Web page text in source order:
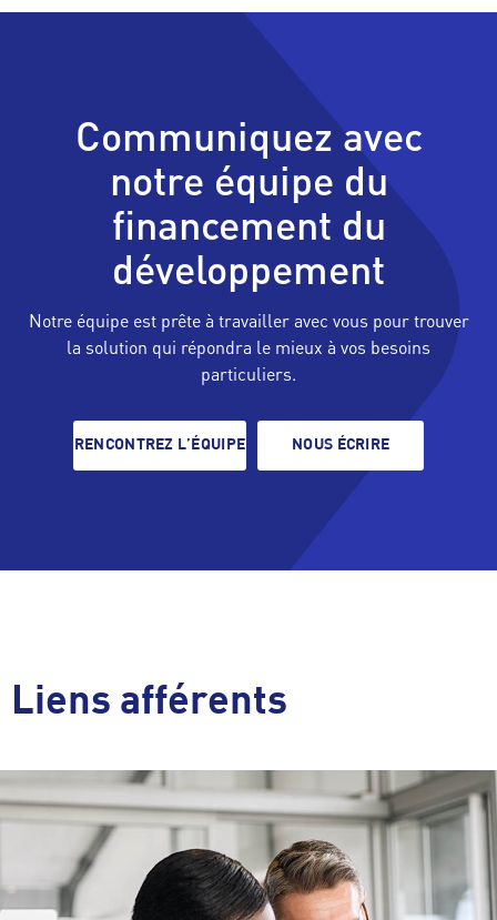
Communiquez avec
notre équipe du
financement du
développement
Notre équipe est prête à travailler avec vous pour trouver
la solution qui répondra le mieux à vos besoins
particuliers.
RENCONTREZ L’ÉQUIPE NOUS ÉCRIRE
Liens afférents